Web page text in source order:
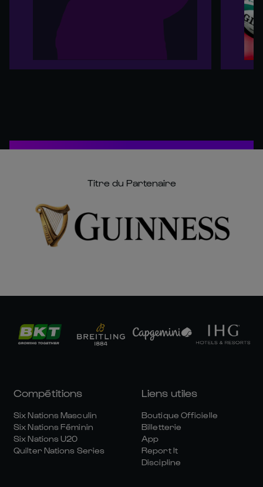
Titre du Partenaire
Compétitions
Six Nations Masculin
Six Nations Féminin
Six Nations U20
Quilter Nations Series
Liens utiles
Boutique Officielle
Billetterie
App
Report It
Discipline